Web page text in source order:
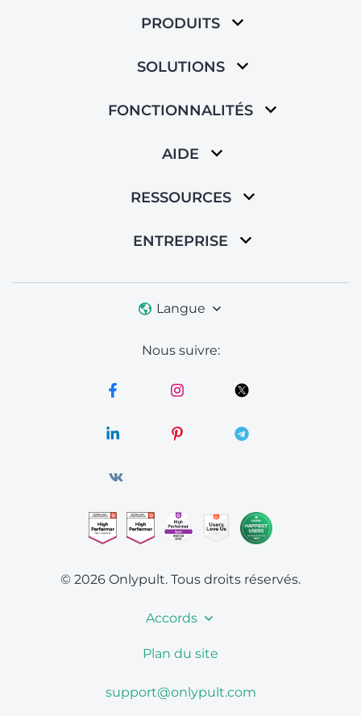
PRODUITS
SOLUTIONS
FONCTIONNALITÉS
AIDE
RESSOURCES
ENTREPRISE
Langue
Nous suivre:
© 2026 Onlypult. Tous droits réservés.
Accords
Plan du site
support@onlypult.com